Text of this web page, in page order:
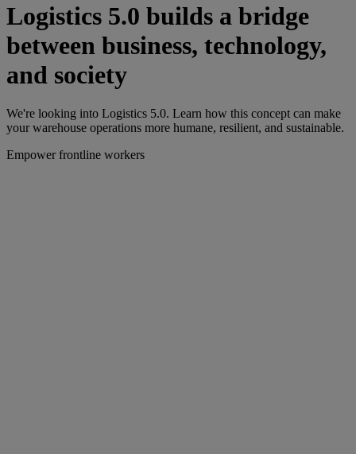
Logistics 5.0 builds a bridge
between business, technology,
and society
We're looking into Logistics 5.0. Learn how this concept can make
your warehouse operations more humane, resilient, and sustainable.
Empower frontline workers